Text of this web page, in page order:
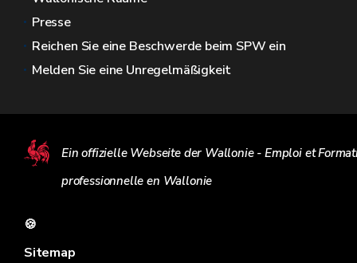
Presse
Reichen Sie eine Beschwerde beim SPW ein
Melden Sie eine Unregelmäßigkeit
Ein offizielle Webseite der Wallonie - Emploi et
professionnelle en Wallonie
🍪
Sitemap